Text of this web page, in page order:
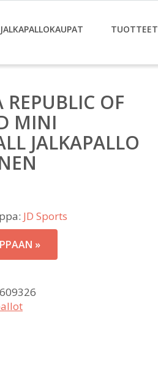
JALKAPALLOKAUPAT TUOTTEET
REPUBLIC OF
MINI
JALKAPALLO
JD Sports
»
609326